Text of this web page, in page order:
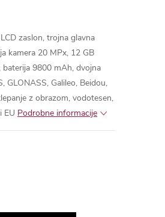
zaslon, trojna glavna
kamera 20 MPx, 12 GB
9800 mAh, dvojna
GLONASS, Galileo, Beidou,
z obrazom, vodotesen,
EU